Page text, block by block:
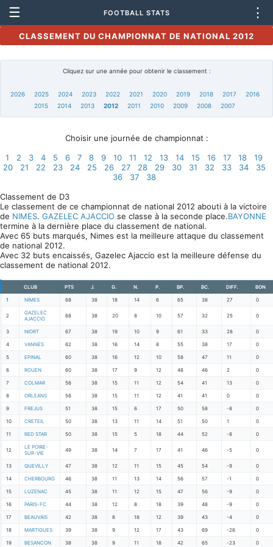
☰ FOOTBALL STATS ⋮
CLASSEMENT DU CHAMPIONNAT DE NATIONAL 2012
Cliquez sur une année pour obtenir le classement :
2026 2025 2024 2023 2022 2021 2020 2019 2018 2017
2016
2015
2014 2013 2012 2011 2010 2009 2008 2007
Choisir une journée de championnat :
1
2 3 4 5 6 7 8 9 10 11 12 13 14 15 16 17 18
19
20
21 22 23 24 25 26 27 28 29 30 31 32 33 34
35
36
37
38
Classement de D3
Le classement de ce championnat de national 2012 abouti à la victoire
de NIMES. GAZELEC AJACCIO se classe à la seconde place.BAYONNE
termine à la dernière place du classement de national.
Avec 65 buts marqués, Nimes est la meilleure attaque du classement
de national 2012.
Avec 32 buts encaissés, Gazelec Ajaccio est la meilleure défense du
classement de national 2012.
CLUB PTS J. G. N. P. BP. BC. DIFF. BON
1 NIMES 68 38 18 14 6 65 38 27 0
2
GAZELEC
AJACCIO
68 38 20 8 10 57 32 25 0
3 NIORT 67 38 19 10 9 61 33 28 0
4 VANNES 62 38 16 14 8 55 38 17 0
5 EPINAL 60 38 16 12 10 58 47 11 0
6 ROUEN 60 38 17 9 12 48 46 2 0
7 COLMAR 56 38 15 11 12 54 41 13 0
8 ORLEANS 56 38 15 11 12 41 41 0 0
9 FREJUS 51 38 15 6 17 50 58 -8 0
10 CRETEIL 50 38 13 11 14 51 50 1 0
11 RED STAR 50 38 15 5 18 44 52 -8 0
12
LE POIRE-
SUR-VIE
49 38 14 7 17 41 46 -5 0
13 QUEVILLY 47 38 12 11 15 45 54 -9 0
14 CHERBOURG 46 38 11 13 14 56 57 -1 0
15 LUZENAC 45 38 11 12 15 47 56 -9 0
16 PARIS-FC 44 38 12 8 18 39 48 -9 0
17 BEAUVAIS 42 38 8 18 12 39 43 -4 0
18 MARTIGUES 39 38 9 12 17 43 69 -26 0
19 BESANCON 38 38 9 11 18 42 65 -23 0